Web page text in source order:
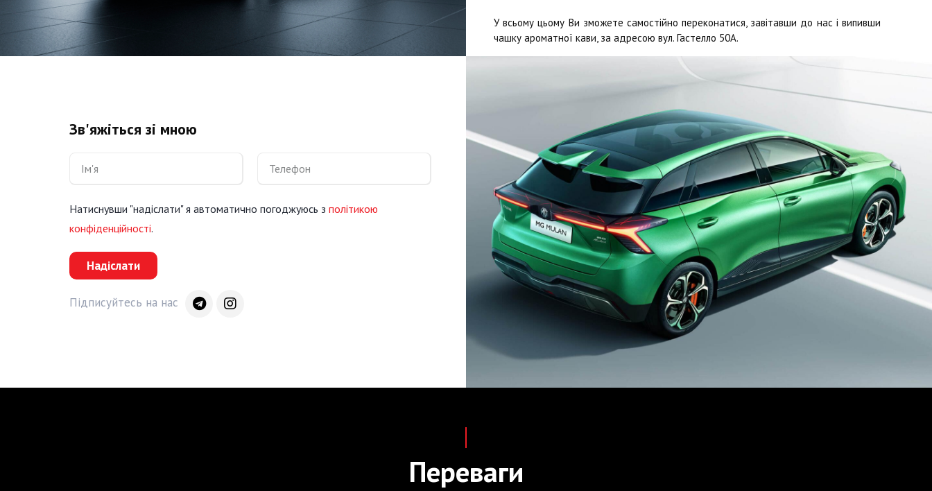
У всьому цьому Ви зможете самостійно переконатися, завітавши до нас і випивши
чашку ароматної кави, за адресою вул. Гастелло 50А.
Зв'яжіться зі мною
Натиснувши "надіслати" я автоматично погоджуюсь з політикою
конфіденційності.
Надіслати
Підписуйтесь на нас
Переваги